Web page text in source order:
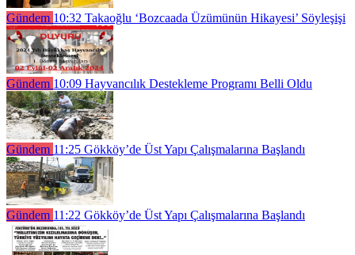
Gündem 10:32 Takaoğlu ‘Bozcaada Üzümünün Hikayesi’ Söyleşişi
Gündem 10:09 Hayvancılık Destekleme Programı Belli Oldu
Gündem 11:25 Gökköy’de Üst Yapı Çalışmalarına Başlandı
Gündem 11:22 Gökköy’de Üst Yapı Çalışmalarına Başlandı